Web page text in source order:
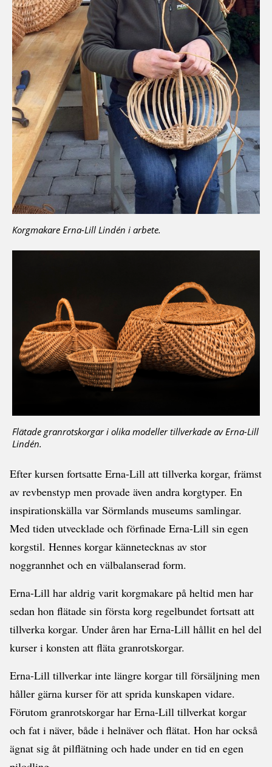
Korgmakare Erna-Lill Lindén i arbete.
Flätade granrotskorgar i olika modeller tillverkade av Erna-Lill
Lindén.
Efter kursen fortsatte Erna-Lill att tillverka korgar, främst
av revbenstyp men provade även andra korgtyper. En
inspirationskälla var Sörmlands museums samlingar.
Med tiden utvecklade och förfinade Erna-Lill sin egen
korgstil. Hennes korgar kännetecknas av stor
noggrannhet och en välbalanserad form.
Erna-Lill har aldrig varit korgmakare på heltid men har
sedan hon flätade sin första korg regelbundet fortsatt att
tillverka korgar. Under åren har Erna-Lill hållit en hel del
kurser i konsten att fläta granrotskorgar.
Erna-Lill tillverkar inte längre korgar till försäljning men
håller gärna kurser för att sprida kunskapen vidare.
Förutom granrotskorgar har Erna-Lill tillverkat korgar
och fat i näver, både i helnäver och flätat. Hon har också
ägnat sig åt pilflätning och hade under en tid en egen